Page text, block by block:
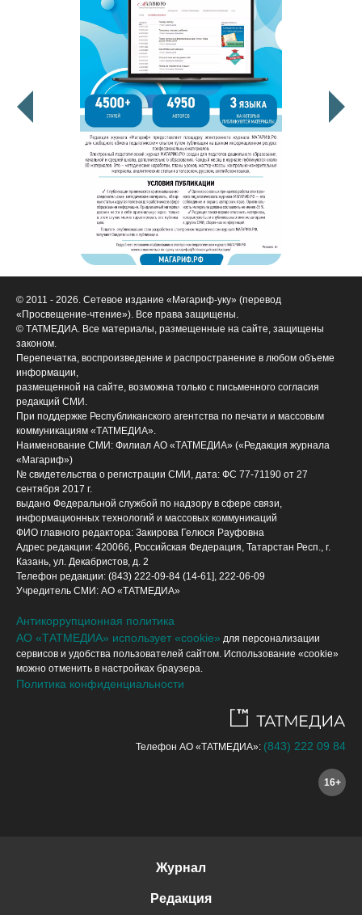
© 2011 - 2026. Сетевое издание «Мәгариф-уку» (перевод
«Просвещение-чтение»). Все права защищены.
© ТАТМЕДИА. Все материалы, размещенные на сайте, защищены
законом.
Перепечатка, воспроизведение и распространение в любом объеме
информации,
размещенной на сайте, возможна только с письменного согласия
редакций СМИ.
При поддержке Республиканского агентства по печати и массовым
коммуникациям «ТАТМЕДИА».
Наименование СМИ: Филиал АО «ТАТМЕДИА» («Редакция журнала
«Магариф»)
№ свидетельства о регистрации СМИ, дата: ФС 77-71190 от 27
сентября 2017 г.
выдано Федеральной службой по надзору в сфере связи,
информационных технологий и массовых коммуникаций
ФИО главного редактора: Закирова Гелюся Рауфовна
Адрес редакции: 420066, Российская Федерация, Татарстан Респ., г.
Казань, ул. Декабристов, д. 2
Телефон редакции: (843) 222-09-84 (14-61], 222-06-09
Учредитель СМИ: АО «ТАТМЕДИА»
Антикоррупционная политика
АО «ТАТМЕДИА» использует «cookie» для персонализации
сервисов и удобства пользователей сайтом. Использование «cookie»
можно отменить в настройках браузера.
Политика конфиденциальности
Телефон АО «ТАТМЕДИА»: (843) 222 09 84
16+
Журнал
Редакция